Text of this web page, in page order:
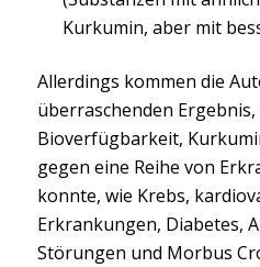
Kurkumin, aber mit
Allerdings kommen die
überraschenden
Bioverfügbarkeit,
gegen eine Reihe von
konnte, wie Krebs,
Erkrankungen, Diabetes,
Störungen und Morbus